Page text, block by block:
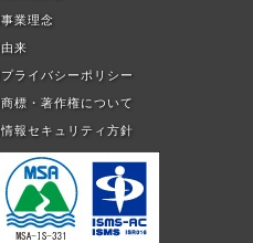
事業理念
由来
プライバシーポリシー
商標・著作権について
情報セキュリティ方針